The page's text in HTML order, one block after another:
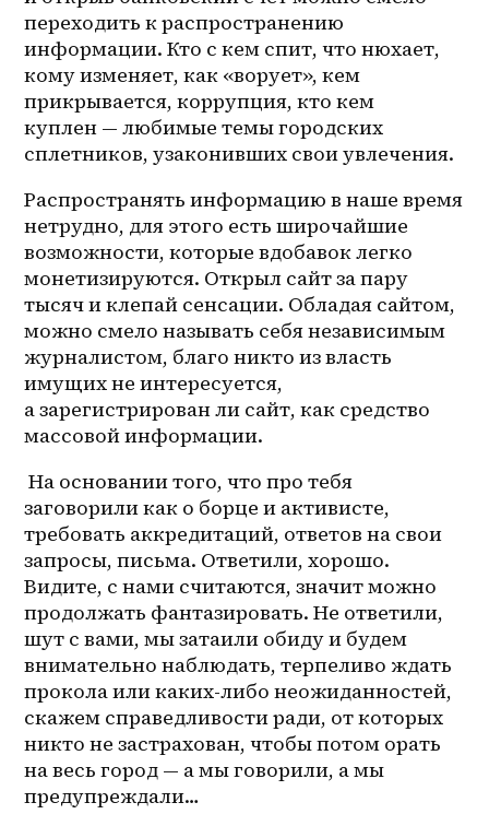
переходить к распространению
информации. Кто с кем спит, что нюхает,
кому изменяет, как «ворует», кем
прикрывается, коррупция, кто кем
куплен — любимые темы городских
сплетников, узаконивших свои увлечения.
Распространять информацию в наше время
нетрудно, для этого есть широчайшие
возможности, которые вдобавок легко
монетизируются. Открыл сайт за пару
тысяч и клепай сенсации. Обладая сайтом,
можно смело называть себя независимым
журналистом, благо никто из власть
имущих не интересуется,
а зарегистрирован ли сайт, как средство
массовой информации.
На основании того, что про тебя
заговорили как о борце и активисте,
требовать аккредитаций, ответов на свои
запросы, письма. Ответили, хорошо.
Видите, с нами считаются, значит можно
продолжать фантазировать. Не ответили,
шут с вами, мы затаили обиду и будем
внимательно наблюдать, терпеливо ждать
прокола или каких-либо неожиданностей,
скажем справедливости ради, от которых
никто не застрахован, чтобы потом орать
на весь город — а мы говорили, а мы
предупреждали…